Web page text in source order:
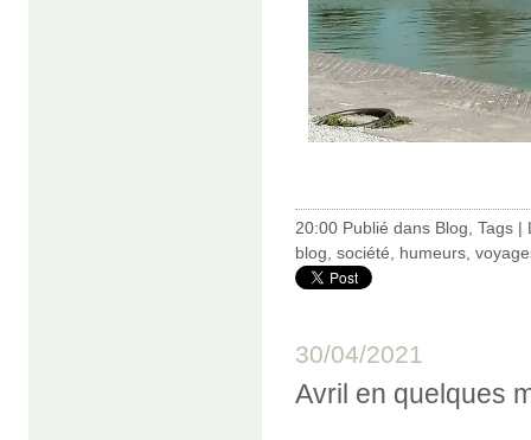
20:00 Publié dans Blog Tags |
blog société humeurs
30/04/2021
Avril en quelques